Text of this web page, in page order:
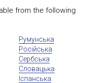
from the following
Румунська
Російська
Сербська
Словацька
Іспанська